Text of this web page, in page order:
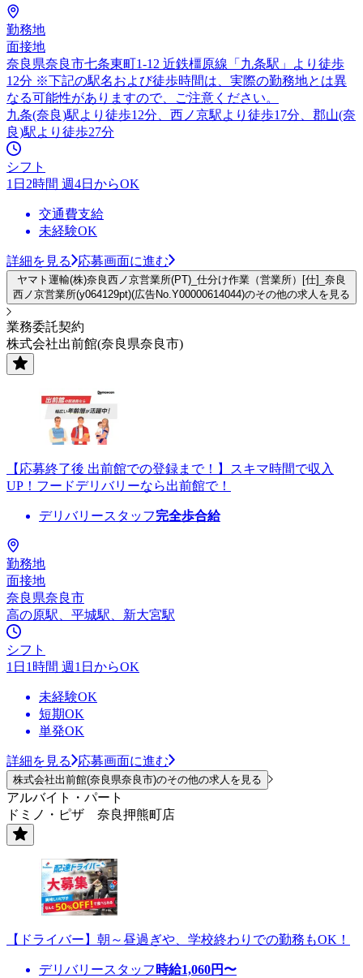
勤務地
面接地
奈良県奈良市七条東町1-12 近鉄橿原線「九条駅」より徒歩
12分 ※下記の駅名および徒歩時間は、実際の勤務地とは異
なる可能性がありますので、ご注意ください。
九条(奈良)駅より徒歩12分、西ノ京駅より徒歩17分、郡山(奈
良)駅より徒歩27分
シフト
1日2時間 週4日からOK
交通費支給
未経験OK
詳細を見る 応募画面に進む
ヤマト運輸(株)奈良西ノ京営業所(PT)_仕分け作業（営業所）[仕]_奈良
西ノ京営業所(y064129pt)(広告No.Y00000614044)のその他の求人を見る
業務委託契約
株式会社出前館(奈良県奈良市)
【応募終了後 出前館での登録まで！】スキマ時間で収入
UP！フードデリバリーなら出前館で！
デリバリースタッフ完全歩合給
勤務地
面接地
奈良県奈良市
高の原駅、平城駅、新大宮駅
シフト
1日1時間 週1日からOK
未経験OK
短期OK
単発OK
詳細を見る 応募画面に進む
株式会社出前館(奈良県奈良市)のその他の求人を見る
アルバイト・パート
ドミノ・ピザ 奈良押熊町店
【ドライバー】朝～昼過ぎや、学校終わりでの勤務もOK！
デリバリースタッフ 時給1,060円〜